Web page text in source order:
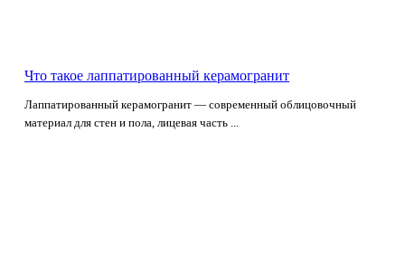
Что такое лаппатированный керамогранит
Лаппатированный керамогранит — современный облицовочный
материал для стен и пола, лицевая часть ...